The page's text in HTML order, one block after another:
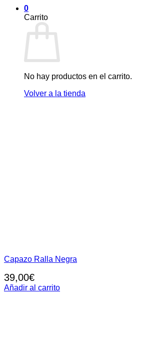
0
Carrito
No hay productos en el carrito.
Volver a la tienda
Capazo Ralla Negra
39,00€
Añadir al carrito